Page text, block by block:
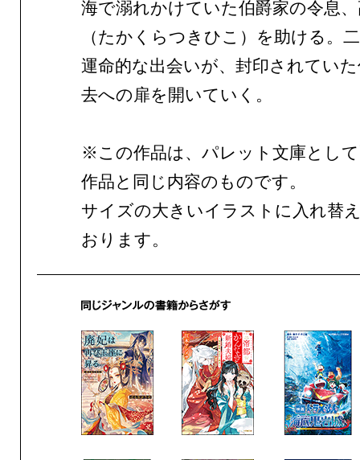
海で溺れかけていた伯爵家の令息
（たかくらつきひこ）を助ける。
運命的な出会いが、封印されてい
去への扉を開いていく。
※この作品は、パレット文庫とし
作品と同じ内容のものです。
サイズの大きいイラストに入れ替
おります。